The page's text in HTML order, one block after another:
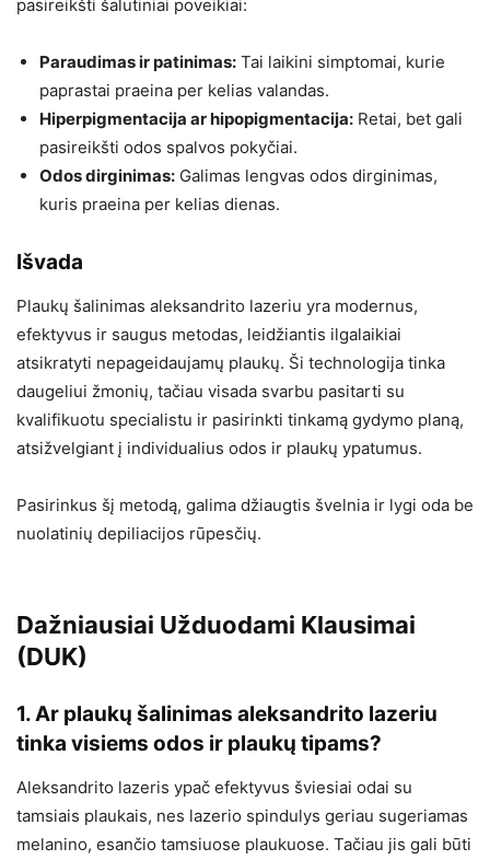
pasireikšti šalutiniai poveikiai:
Paraudimas ir patinimas: Tai laikini simptomai, kurie
paprastai praeina per kelias valandas.
Hiperpigmentacija ar hipopigmentacija: Retai, bet gali
pasireikšti odos spalvos pokyčiai.
Odos dirginimas: Galimas lengvas odos dirginimas,
kuris praeina per kelias dienas.
Išvada
Plaukų šalinimas aleksandrito lazeriu yra modernus,
efektyvus ir saugus metodas, leidžiantis ilgalaikiai
atsikratyti nepageidaujamų plaukų. Ši technologija tinka
daugeliui žmonių, tačiau visada svarbu pasitarti su
kvalifikuotu specialistu ir pasirinkti tinkamą gydymo planą,
atsižvelgiant į individualius odos ir plaukų ypatumus.
Pasirinkus šį metodą, galima džiaugtis švelnia ir lygi oda be
nuolatinių depiliacijos rūpesčių.
Dažniausiai Užduodami Klausimai
(DUK)
1. Ar plaukų šalinimas aleksandrito lazeriu
tinka visiems odos ir plaukų tipams?
Aleksandrito lazeris ypač efektyvus šviesiai odai su
tamsiais plaukais, nes lazerio spindulys geriau sugeriamas
melanino, esančio tamsiuose plaukuose. Tačiau jis gali būti